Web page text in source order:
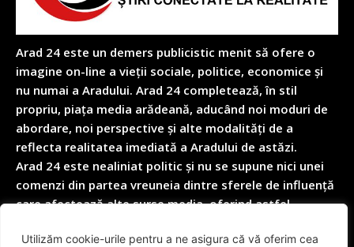
Utilizăm cookie-urile pentru a ne asigura că vă oferim cea
Arad 24 este un demers publicistic menit să ofere o
imagine on-line a vieții sociale, politice, economice și
nu numai a Aradului. Arad 24 completează, în stil
propriu, piața media arădeană, aducând noi moduri de
abordare, noi perspective și alte modalități de a
reflecta realitatea imediată a Aradului de astăzi.
Arad 24 este nealiniat politic și nu se supune nici unei
comenzi din partea vreuneia dintre sferele de influență
care afectează alte surse media, oferind astfel
a realității cotidiene.